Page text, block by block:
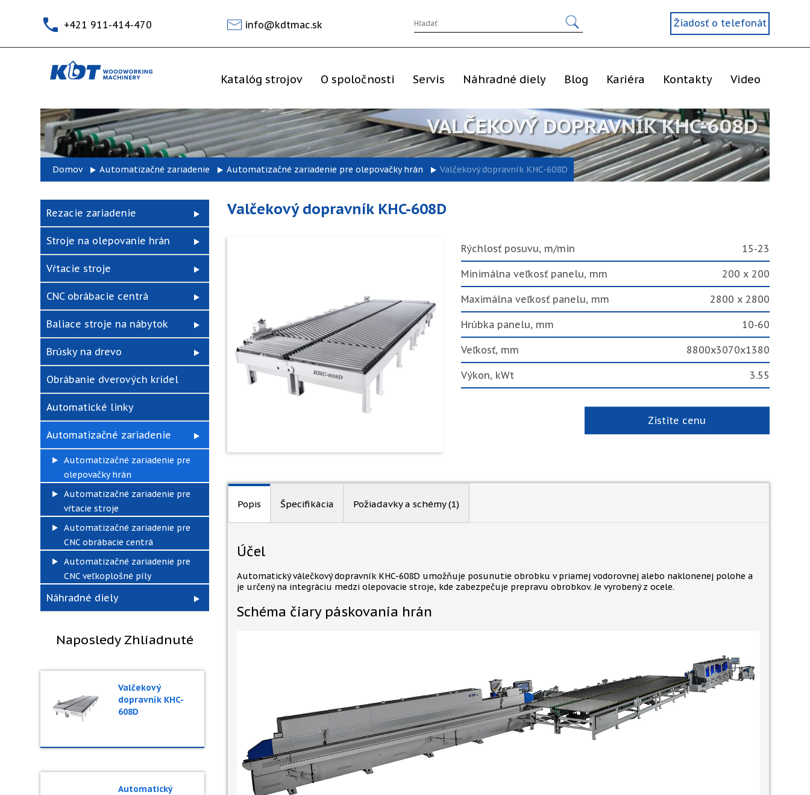
+421 911-414-470 info@kdtmac.sk Žiadosť o telefonát
Katalóg strojov O spoločnosti Servis Náhradné diely Blog Kariéra Kontakty Video
VALČEKOVÝ DOPRAVNÍK KHC-608D
Domov Automatizačné zariadenie Automatizačné zariadenie pre olepovačky hrán Valčekový dopravník KHC-608D
Rezacie zariadenie
Stroje na olepovanie hrán
Vŕtacie stroje
CNC obrábacie centrá
Baliace stroje na nábytok
Brúsky na drevo
Obrábanie dverových krídel
Automatické linky
Automatizačné zariadenie
Automatizačné zariadenie pre
olepovačky hrán
Automatizačné zariadenie pre
vŕtacie stroje
Automatizačné zariadenie pre
CNC obrábacie centrá
Automatizačné zariadenie pre
CNC veľkoplošné píly
Náhradné diely
Naposledy Zhliadnuté
Valčekový
dopravník KHC-
608D
Automatický
Valčekový dopravník KHC-608D
Rýchlosť posuvu, m/min 15-23
Minimálna veľkosť panelu, mm 200 x 200
Maximálna veľkosť panelu, mm 2800 x 2800
Hrúbka panelu, mm 10-60
Veľkosť, mm 8800x3070x1380
Výkon, kWt 3.55
Zistite cenu
Popis Špecifikácia Požiadavky a schémy (1)
Účel
Automatický válečkový dopravník KHC-608D umožňuje posunutie obrobku v priamej vodorovnej alebo naklonenej polohe a
je určený na integráciu medzi olepovacie stroje, kde zabezpečuje prepravu obrobkov. Je vyrobený z ocele.
Schéma čiary páskovania hrán